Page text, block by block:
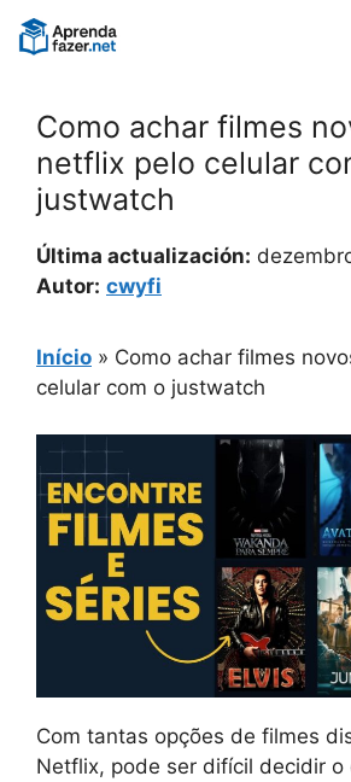
Pular
para
Como achar filmes
netflix pelo celular
justwatch
Última actualización:
Autor: cwyfi
Início » Como achar filmes
celular com o justwatch
Com tantas opções de filmes
Netflix, pode ser difícil decidir o